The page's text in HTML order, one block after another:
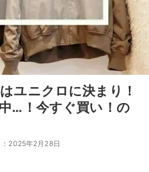
ユニクロに決まり！
…！今すぐ買い！の
2025年2月28日